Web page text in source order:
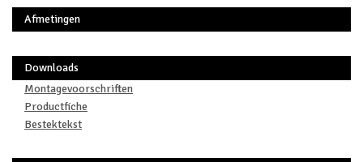
Afmetingen
Downloads
Montagevoorschriften
Productfiche
Bestektekst